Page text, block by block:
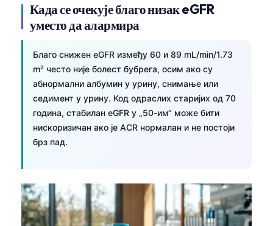
Када се очекује благо низак eGFR
уместо да алармира
Благо снижен eGFR између 60 и 89 mL/min/1.73
m² често није болест бубрега, осим ако су
абнормални албумин у урину, снимање или
седимент у урину. Код одраслих старијих од 70
година, стабилан eGFR у „50-им“ може бити
нискоризичан ако је ACR нормалан и не постоји
брз пад.